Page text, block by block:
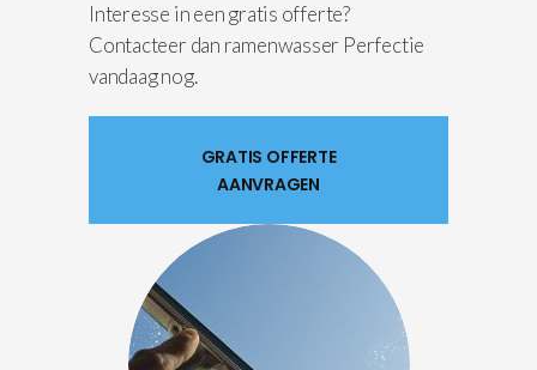
Interesse in een gratis offerte?
Contacteer dan ramenwasser Perfectie
vandaag nog.
GRATIS OFFERTE
AANVRAGEN